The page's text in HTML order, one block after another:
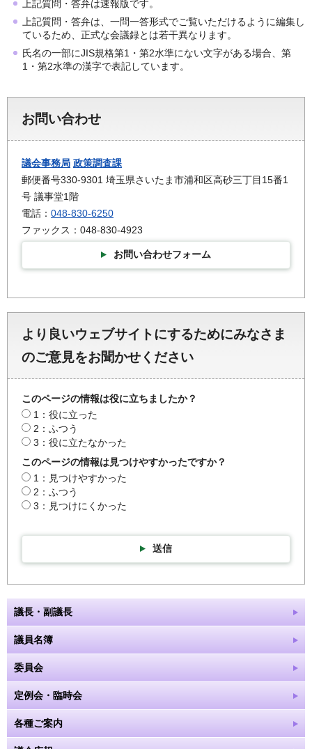
上記質問・答弁は速報版です。
上記質問・答弁は、一問一答形式でご覧いただけるように編集し
ているため、正式な会議録とは若干異なります。
氏名の一部にJIS規格第1・第2水準にない文字がある場合、第
1・第2水準の漢字で表記しています。
お問い合わせ
議会事務局 政策調査課
郵便番号330-9301 埼玉県さいたま市浦和区高砂三丁目15番1
号 議事堂1階
電話： 048-830-6250
ファックス：048-830-4923
お問い合わせフォーム
より良いウェブサイトにするためにみなさま
のご意見をお聞かせください
このページの情報は役に立ちましたか？
1：役に立った
2：ふつう
3：役に立たなかった
このページの情報は見つけやすかったですか？
1：見つけやすかった
2：ふつう
3：見つけにくかった
送信
議長・副議長
議員名簿
委員会
定例会・臨時会
各種ご案内